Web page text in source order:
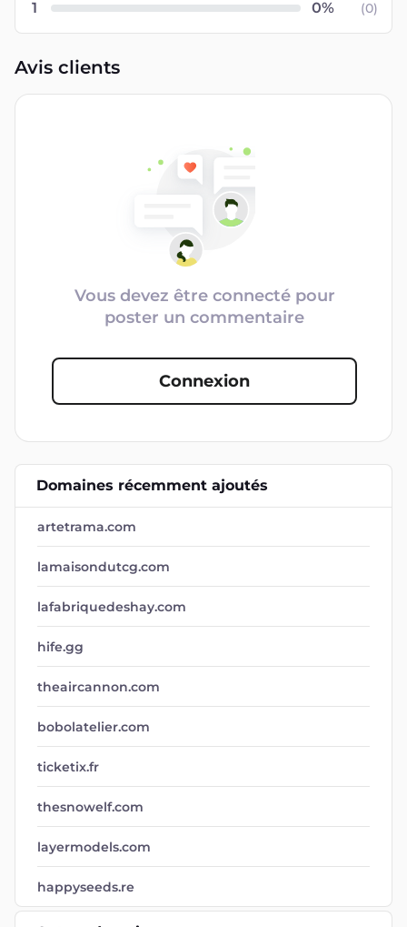
1 (0)
Avis clients
Vous devez être connecté pour
poster un commentaire
Connexion
Domaines récemment ajoutés
artetrama.com
lamaisondutcg.com
lafabriquedeshay.com
hife.gg
theaircannon.com
bobolatelier.com
ticketix.fr
thesnowelf.com
layermodels.com
happyseeds.re